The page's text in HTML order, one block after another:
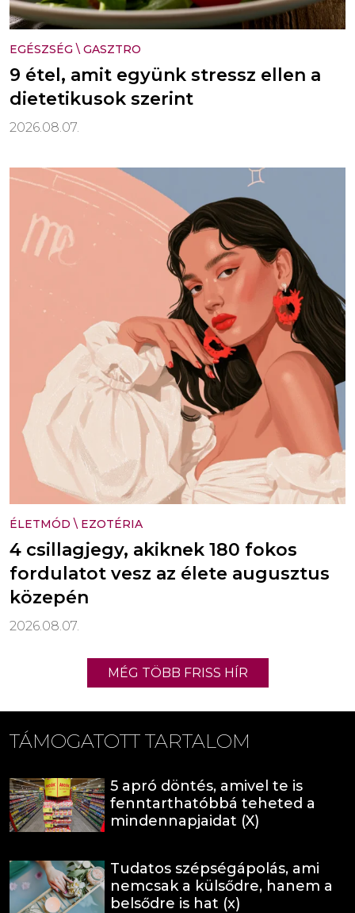
EGÉSZSÉG \ GASZTRO
9 étel, amit együnk stressz ellen a
dietetikusok szerint
2026.08.07.
ÉLETMÓD \ EZOTÉRIA
4 csillagjegy, akiknek 180 fokos
fordulatot vesz az élete augusztus
közepén
2026.08.07.
MÉG TÖBB FRISS HÍR
TÁMOGATOTT TARTALOM
5 apró döntés, amivel te is
fenntarthatóbbá teheted a
mindennapjaidat (X)
Tudatos szépségápolás, ami
nemcsak a külsődre, hanem a
belsődre is hat (x)